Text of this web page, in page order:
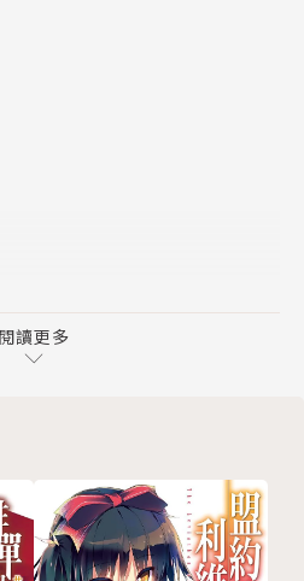
呈現日本書衣設計，收藏度
面、彩頁。
閱讀更多